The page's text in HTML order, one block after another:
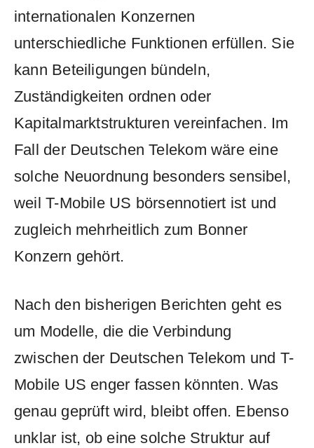
internationalen Konzernen
unterschiedliche Funktionen erfüllen. Sie
kann Beteiligungen bündeln,
Zuständigkeiten ordnen oder
Kapitalmarktstrukturen vereinfachen. Im
Fall der Deutschen Telekom wäre eine
solche Neuordnung besonders sensibel,
weil T-Mobile US börsennotiert ist und
zugleich mehrheitlich zum Bonner
Konzern gehört.
Nach den bisherigen Berichten geht es
um Modelle, die die Verbindung
zwischen der Deutschen Telekom und T-
Mobile US enger fassen könnten. Was
genau geprüft wird, bleibt offen. Ebenso
unklar ist, ob eine solche Struktur auf